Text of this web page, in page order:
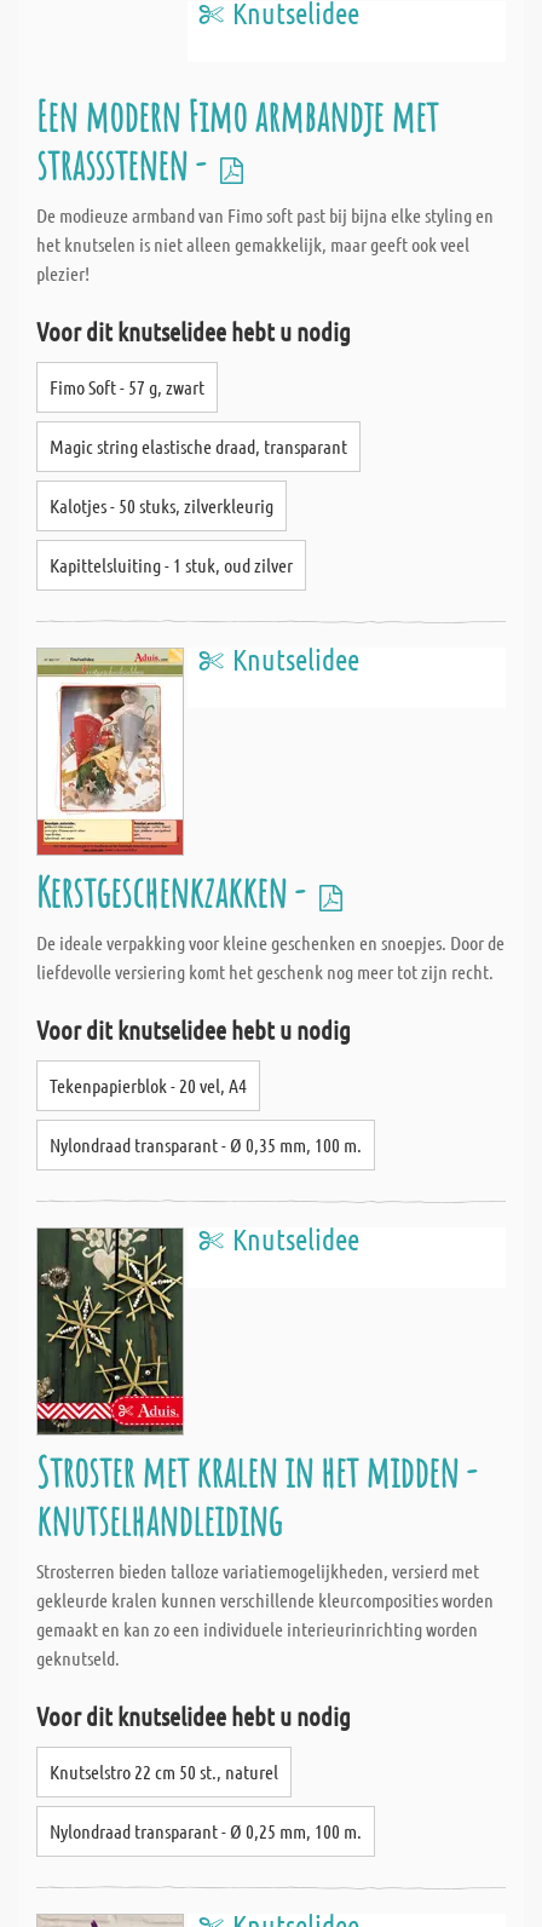
Knutselidee
Een modern Fimo armbandje met
strassstenen -
De modieuze armband van Fimo soft past bij bijna elke styling en
het knutselen is niet alleen gemakkelijk, maar geeft ook veel
plezier!
Voor dit knutselidee hebt u nodig
Fimo Soft - 57 g, zwart
Magic string elastische draad, transparant
Kalotjes - 50 stuks, zilverkleurig
Kapittelsluiting - 1 stuk, oud zilver
Knutselidee
Kerstgeschenkzakken -
De ideale verpakking voor kleine geschenken en snoepjes. Door de
liefdevolle versiering komt het geschenk nog meer tot zijn recht.
Voor dit knutselidee hebt u nodig
Tekenpapierblok - 20 vel, A4
Nylondraad transparant - Ø 0,35 mm, 100 m.
Knutselidee
Stroster met kralen in het midden -
knutselhandleiding
Strosterren bieden talloze variatiemogelijkheden, versierd met
gekleurde kralen kunnen verschillende kleurcomposities worden
gemaakt en kan zo een individuele interieurinrichting worden
geknutseld.
Voor dit knutselidee hebt u nodig
Knutselstro 22 cm 50 st., naturel
Nylondraad transparant - Ø 0,25 mm, 100 m.